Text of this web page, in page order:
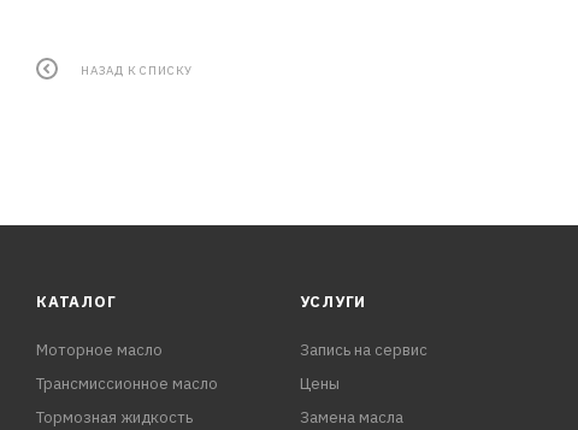
НАЗАД К СПИСКУ
КАТАЛОГ
Моторное масло
Трансмиссионное масло
Тормозная жидкость
УСЛУГИ
Запись на сервис
Цены
Замена масла